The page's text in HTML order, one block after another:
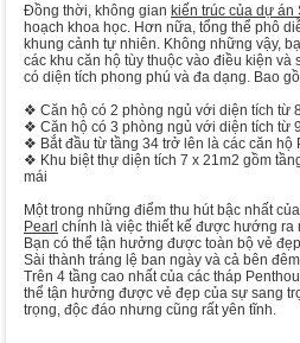
Đồng thời, không gian kiến trúc của dự án
hoạch khoa học. Hơn nữa, tổng thể phô
khung cảnh tự nhiên. Không những vậy,
các khu căn hộ tùy thuộc vào điều kiện và
có diện tích phong phú và đa dạng. Bao
❖ Căn hộ có 2 phòng ngủ với diện tích từ
❖ Căn hộ có 3 phòng ngủ với diện tích từ
❖ Bắt đầu từ tầng 34 trở lên là các căn hộ
❖ Khu biệt thự diện tích 7 x 21m2 gồm
mái
Một trong những điểm thu hút bậc nhất
Pearl chính là việc thiết kế được hướng ra
Bạn có thể tận hưởng được toàn bộ vẻ
Sài thành tráng lệ ban ngày và cả bên
Trên 4 tầng cao nhất của các tháp
thể tận hưởng được vẻ đẹp của sự sang
trọng, độc đáo nhưng cũng rất yên tĩnh.